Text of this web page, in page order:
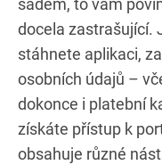
docela zastrašující.
stáhnete aplikaci,
osobních údajů –
dokonce i platební
získáte přístup k
obsahuje různé